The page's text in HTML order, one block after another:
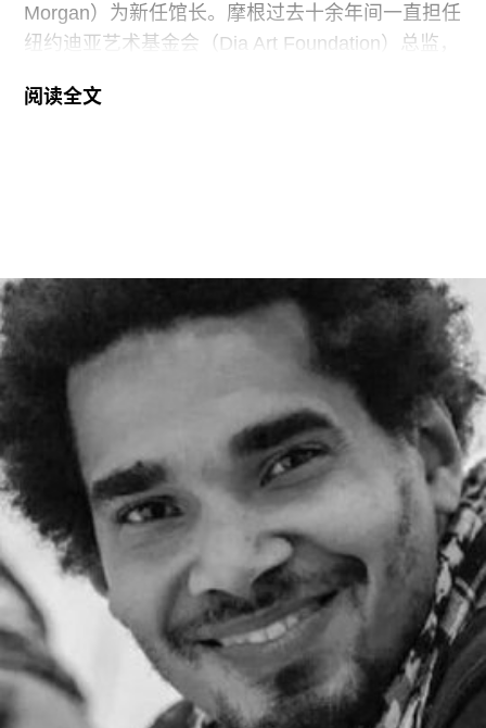
Morgan）为新任馆长。摩根过去十余年间一直担任
纽约迪亚艺术基金会（Dia Art Foundation）总监，
位，后者在担任馆长九年后于今年春季离任。摩根
多个职务，包括国际艺术策展人，因此一直被视为
这一职位的热门人选。不过薪酬问题曾是任命过程
中的重要障碍，因为摩根在迪亚艺术基金会的收入
明显高于巴尔肖。泰特美术馆主席罗兰·拉德
（Roland Rudd）向《卫报》透露，摩根在接受这
一职位时接受了“大幅降薪”。
摩根加入泰特美术馆之际，正值该机构处于动荡时
期。泰特美术馆目前正面临财务困境，最近的一份
报告显示其运营处于亏损状态。泰特美术馆曾试图
通过裁员来解决资金问题，导致员工士气急剧下降
并引发了罢工。此外，尽管翠西·艾敏和弗里达·卡
罗的展览广受好评，但去年泰特不列颠美术馆和泰
特现代美术馆的参观人数仍远低于疫情前的水平。
摩根于2015年加入迪亚艺术基金会担任总监。任职
阅读全文